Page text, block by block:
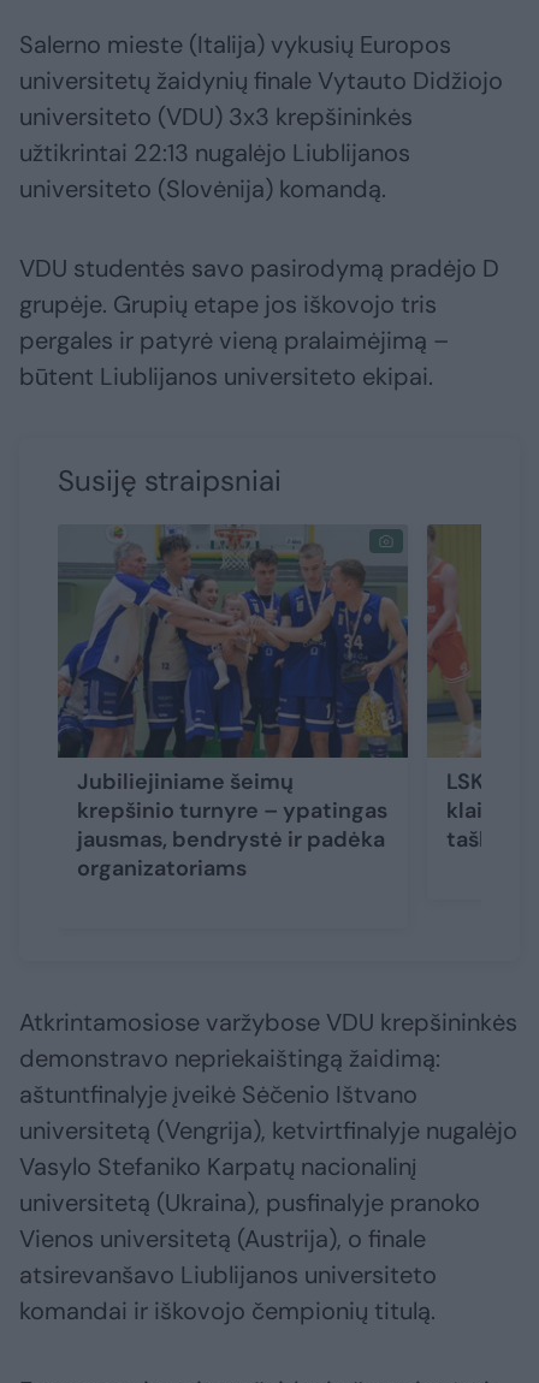
Salerno mieste (Italija) vykusių Europos
universitetų žaidynių finale Vytauto Didžiojo
universiteto (VDU) 3x3 krepšininkės
užtikrintai 22:13 nugalėjo Liublijanos
universiteto (Slovėnija) komandą.
VDU studentės savo pasirodymą pradėjo D
grupėje. Grupių etape jos iškovojo tris
pergales ir patyrė vieną pralaimėjimą –
būtent Liublijanos universiteto ekipai.
Susiję straipsniai
Jubiliejiniame šeimų
krepšinio turnyre – ypatingas
jausmas, bendrystė ir padėka
organizatoriams
LSKL
taškų
Atkrintamosiose varžybose VDU krepšininkės
demonstravo nepriekaištingą žaidimą:
aštuntfinalyje įveikė Sėčenio Ištvano
universitetą (Vengrija), ketvirtfinalyje nugalėjo
Vasylo Stefaniko Karpatų nacionalinį
universitetą (Ukraina), pusfinalyje pranoko
Vienos universitetą (Austrija), o finale
atsirevanšavo Liublijanos universiteto
komandai ir iškovojo čempionių titulą.